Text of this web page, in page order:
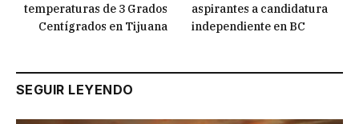
temperaturas de 3 Grados
Centígrados en Tijuana
aspirantes a candidatura
independiente en BC
SEGUIR LEYENDO